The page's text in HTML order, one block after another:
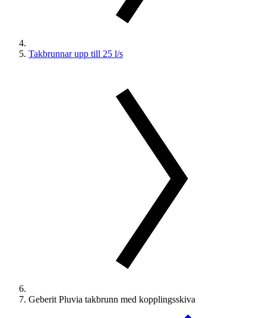
Takbrunnar upp till 25 l/s
Geberit Pluvia takbrunn med kopplingsskiva